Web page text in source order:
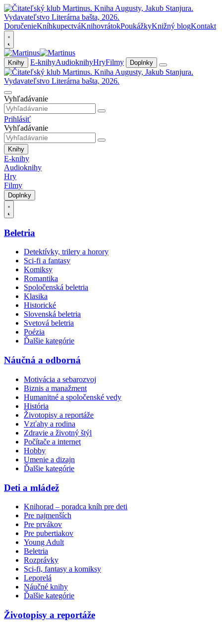
DoručenieKníhkupectváKnihovrátokPoukážkyKnižný blogKontakt
Knihy E-knihyAudioknihyHryFilmy Doplnky
Vyhľadávanie
Prihlásiť
Vyhľadávanie
Knihy
E-knihy
Audioknihy
Hry
Filmy
Doplnky
Beletria
Detektívky, trilery a horory
Sci-fi a fantasy
Komiksy
Romantika
Spoločenská beletria
Klasika
Historické
Slovenská beletria
Svetová beletria
Poézia
Ďalšie kategórie
Náučná a odborná
Motivácia a sebarozvoj
Biznis a manažment
Humanitné a spoločenské vedy
História
Životopisy a reportáže
Vzťahy a rodina
Zdravie a životný štýl
Počítače a internet
Hobby
Umenie a dizajn
Ďalšie kategórie
Deti a mládež
Knihorad – poradca kníh pre deti
Pre najmenších
Pre prvákov
Pre pubertiakov
Young Adult
Beletria
Rozprávky
Sci-fi, fantasy a komiksy
Leporelá
Náučné knihy
Ďalšie kategórie
Životopisy a reportáže